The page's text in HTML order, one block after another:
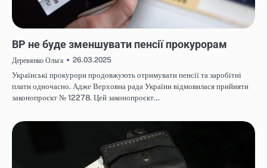
ВР не буде зменшувати пенсії прокурорам
Деревянко Ольга
26.03.2025
Українські прокурори продовжують отримувати пенсії та заробітні
плати одночасно. Адже Верховна рада України відмовилася прийняти
законопроєкт № 12278. Цей законопроєкт…